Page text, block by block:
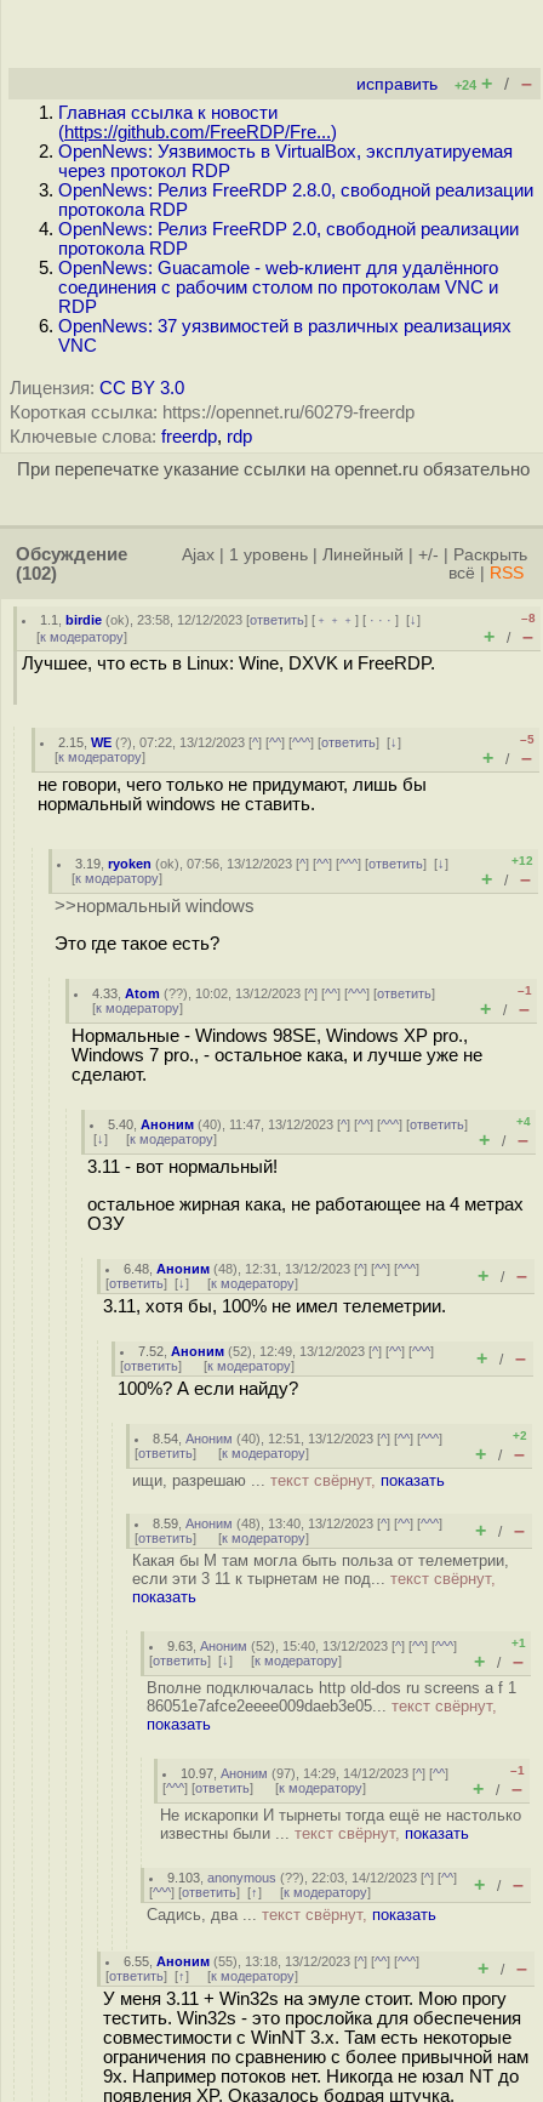
исправить +24 + / –
Главная ссылка к новости
(https://github.com/FreeRDP/Fre...)
OpenNews: Уязвимость в VirtualBox, эксплуатируемая
через протокол RDP
OpenNews: Релиз FreeRDP 2.8.0, свободной реализации
протокола RDP
OpenNews: Релиз FreeRDP 2.0, свободной реализации
протокола RDP
OpenNews: Guacamole - web-клиент для удалённого
соединения с рабочим столом по протоколам VNC и
RDP
OpenNews: 37 уязвимостей в различных реализациях
VNC
Лицензия: CC BY 3.0
Короткая ссылка: https://opennet.ru/60279-freerdp
Ключевые слова: freerdp, rdp
При перепечатке указание ссылки на opennet.ru обязательно
Обсуждение
(102)
Ajax 1 уровень Линейный +/-
Раскрыть
всё
RSS
1.1 ,birdie (ok), 23:58, 12/12/2023 [ответить] [ ﹢﹢﹢] [ · · ·][↓]
[к модератору]
–8
+ / –
Лучшее, что есть в Linux: Wine, DXVK и FreeRDP.
2.15 ,WE (?), 07:22, 13/12/2023 [^] [^^] [^^^] [ответить][↓]
[к модератору]
–5
+ / –
не говори, чего только не придумают, лишь бы
нормальный windows не ставить.
3.19 ,ryoken (ok), 07:56, 13/12/2023 [^] [^^] [^^^] [ответить][↓]
[к модератору]
+12
+ / –
>>нормальный windows
Это где такое есть?
4.33 ,Atom (??), 10:02, 13/12/2023 [^] [^^] [^^^] [ответить]
[к модератору]
–1
+ / –
Нормальные - Windows 98SE, Windows XP pro.,
Windows 7 pro., - остальное кака, и лучше уже не
сделают.
5.40 ,Аноним (40), 11:47, 13/12/2023 [^] [^^] [^^^] [ответить]
[↓] [к модератору]
+4
+ / –
3.11 - вот нормальный!
остальное жирная кака, не работающее на 4 метрах
ОЗУ
6.48 ,Аноним (48), 12:31, 13/12/2023 [^] [^^] [^^^]
[ответить] [↓] [к модератору] + / –
3.11, хотя бы, 100% не имел телеметрии.
7.52 ,Аноним (52), 12:49, 13/12/2023 [^] [^^] [^^^]
[ответить] [к модератору] + / –
100%? А если найду?
8.54 ,Аноним (40), 12:51, 13/12/2023 [^] [^^] [^^^]
[ответить] [к модератору]
+2
+ / –
ищи, разрешаю ... текст свёрнут, показать
8.59 ,Аноним (48), 13:40, 13/12/2023 [^] [^^] [^^^]
[ответить] [к модератору] + / –
Какая бы M там могла быть польза от телеметрии,
если эти 3 11 к тырнетам не под... текст свёрнут,
показать
9.63 ,Аноним (52), 15:40, 13/12/2023 [^] [^^] [^^^]
[ответить] [↓] [к модератору]
+1
+ / –
Вполне подключалась http old-dos ru screens a f 1
86051e7afce2eeee009daeb3e05... текст свёрнут,
показать
10.97 ,Аноним (97), 14:29, 14/12/2023 [^] [^^]
[^^^] [ответить] [к модератору]
–1
+ / –
Не искаропки И тырнеты тогда ещё не настолько
известны были ... текст свёрнут, показать
9.103 ,anonymous (??), 22:03, 14/12/2023 [^] [^^]
[^^^] [ответить] [↑] [к модератору] + / –
Садись, два ... текст свёрнут, показать
6.55 ,Аноним (55), 13:18, 13/12/2023 [^] [^^] [^^^]
[ответить] [↑] [к модератору] + / –
У меня 3.11 + Win32s на эмуле стоит. Мою прогу
тестить. Win32s - это прослойка для обеспечения
совместимости с WinNT 3.x. Там есть некоторые
ограничения по сравнению с более привычной нам
9x. Например потоков нет. Никогда не юзал NT до
появления XP. Оказалось бодрая штучка.